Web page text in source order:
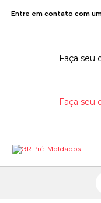
Entre em contato com
Faça seu
Faça seu